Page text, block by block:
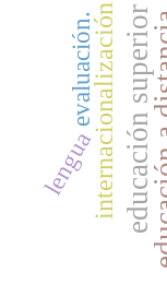
educación superior
internacionalización
lengua
evaluación.